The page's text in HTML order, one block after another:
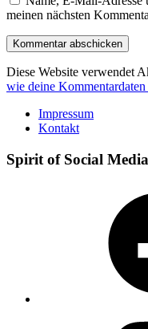
meinen nächsten
Diese Website verwendet
wie deine
Impressum
Kontakt
Spirit of Social Media